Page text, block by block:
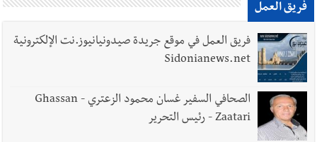
فريق العمل
فريق العمل في موقع جريدة صيدونيانيوز.نت الإلكترونية
Sidonianews.net
الصحافي السفير غسان محمود الزعتري - Ghassan
Zaatari - رئيس التحرير